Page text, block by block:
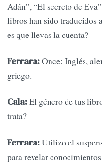
Adán”, “El secreto de
libros han sido traducidos
es que llevas la cuenta?
Ferrara:Once: Inglés,
griego.
Cala:El género de tus
trata?
Ferrara:Utilizo el
para revelar